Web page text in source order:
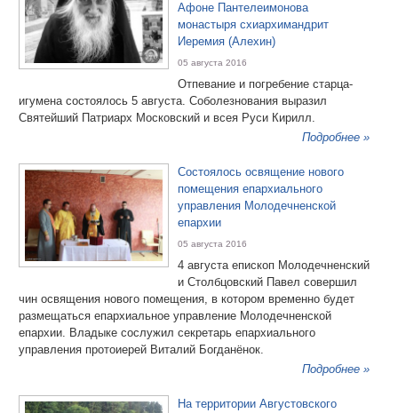
Афоне Пантелеимонова
монастыря схиархимандрит
Иеремия (Алехин)
05 августа 2016
Отпевание и погребение старца-
игумена состоялось 5 августа. Соболезнования выразил
Святейший Патриарх Московский и всея Руси Кирилл.
Подробнее »
Состоялось освящение нового
помещения епархиального
управления Молодечненской
епархии
05 августа 2016
4 августа епископ Молодечненский
и Столбцовский Павел совершил
чин освящения нового помещения, в котором временно будет
размещаться епархиальное управление Молодечненской
епархии. Владыке сослужил секретарь епархиального
управления протоиерей Виталий Богданёнок.
Подробнее »
На территории Августовского